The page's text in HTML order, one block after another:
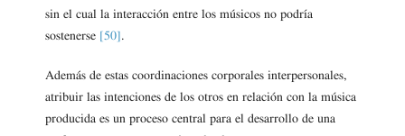
sin el cual la interacción entre los músicos no podría
sostenerse [50].
Además de estas coordinaciones corporales interpersonales,
atribuir las intenciones de los otros en relación con la música
producida es un proceso central para el desarrollo de una